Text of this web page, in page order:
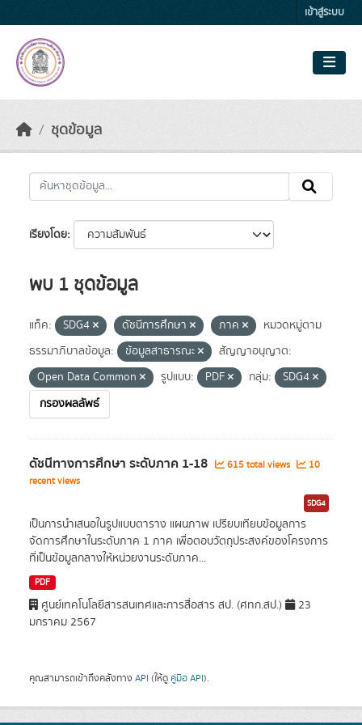
เข้าสู่ระบบ
ชุดข้อมูล
เรียงโดย
พบ 1 ชุดข้อมูล
แท็ค: SDG4 ดัชนีการศึกษา ภาค
หมวดหมู่ตาม
ธรรมาภิบาลข้อมูล:
ข้อมูลสาธารณะ
สัญญาอนุญาต:
Open Data Common
รูปแบบ: PDF กลุ่ม:
SDG4
กรองผลลัพธ์
ดัชนีทางการศึกษา ระดับภาค 1-18 615 total views
10
recent views
SDG4
เป็นการนำเสนอในรูปแบบตาราง แผนภาพ เปรียบเทียบข้อมูลการ
จัดการศึกษาในระดับภาค 1 ภาค เพื่อตอบวัตถุประสงค์ของโครงการ
ที่เป็นข้อมูลกลางให้หน่วยงานระดับภาค...
PDF
ศูนย์เทคโนโลยีสารสนเทศและการสื่อสาร สป. (ศทก.สป.)
23
มกราคม 2567
คุณสามารถเข้าถึงคลังทาง API (ให้ดู คู่มือ API).